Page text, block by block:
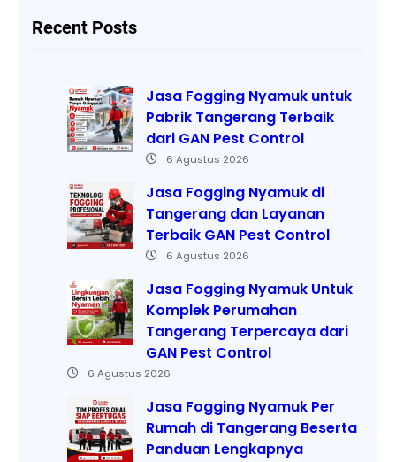
Recent Posts
Jasa Fogging Nyamuk untuk
Pabrik Tangerang Terbaik
dari GAN Pest Control
6 Agustus 2026
Jasa Fogging Nyamuk di
Tangerang dan Layanan
Terbaik GAN Pest Control
6 Agustus 2026
Jasa Fogging Nyamuk Untuk
Komplek Perumahan
Tangerang Terpercaya dari
GAN Pest Control
6 Agustus 2026
Jasa Fogging Nyamuk Per
Rumah di Tangerang Beserta
Panduan Lengkapnya